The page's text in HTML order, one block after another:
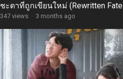
ชะตาที่ถูกเขียนใหม่ (Rewritten Fate
347 views · 3 months ago